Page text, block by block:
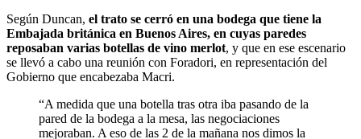
Según Duncan, el trato se cerró en una bodega que tiene la
Embajada británica en Buenos Aires, en cuyas paredes
reposaban varias botellas de vino merlot, y que en ese escenario
se llevó a cabo una reunión con Foradori, en representación del
Gobierno que encabezaba Macri.
“A medida que una botella tras otra iba pasando de la
pared de la bodega a la mesa, las negociaciones
mejoraban. A eso de las 2 de la mañana nos dimos la